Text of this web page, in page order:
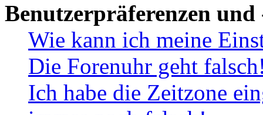
Benutzerpräferenzen und
Wie kann ich meine
Die Forenuhr geht
Ich habe die Zeitzone